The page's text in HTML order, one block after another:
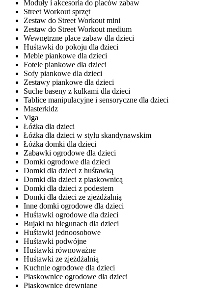
Moduły i akcesoria do placów zabaw
Street Workout sprzęt
Zestaw do Street Workout mini
Zestaw do Street Workout medium
Wewnętrzne place zabaw dla dzieci
Huśtawki do pokoju dla dzieci
Meble piankowe dla dzieci
Fotele piankowe dla dzieci
Sofy piankowe dla dzieci
Zestawy piankowe dla dzieci
Suche baseny z kulkami dla dzieci
Tablice manipulacyjne i sensoryczne dla dzieci
Masterkidz
Viga
Łóżka dla dzieci
Łóżka dla dzieci w stylu skandynawskim
Łóżka domki dla dzieci
Zabawki ogrodowe dla dzieci
Domki ogrodowe dla dzieci
Domki dla dzieci z huśtawką
Domki dla dzieci z piaskownicą
Domki dla dzieci z podestem
Domki dla dzieci ze zjeżdżalnią
Inne domki ogrodowe dla dzieci
Huśtawki ogrodowe dla dzieci
Bujaki na biegunach dla dzieci
Huśtawki jednoosobowe
Huśtawki podwójne
Huśtawki równoważne
Huśtawki ze zjeżdżalnią
Kuchnie ogrodowe dla dzieci
Piaskownice ogrodowe dla dzieci
Piaskownice drewniane